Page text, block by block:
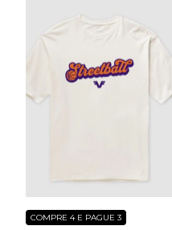
COMPRE 4 E PAGUE 3